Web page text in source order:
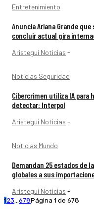
Entretenimiento
Anuncia Ariana Grande
concluir actual gira
Aristegui Noticias -
Noticias Seguridad
Cibercrimen utiliza IA para
detectar: Interpol
Aristegui Noticias -
Noticias Mundo
Demandan 25 estados de
globales a sus
Aristegui Noticias -
123...678Página 1 de 678